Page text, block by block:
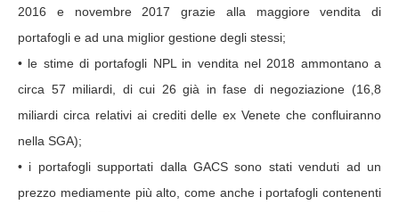
2016 e novembre 2017 grazie alla maggiore vendita di
portafogli e ad una miglior gestione degli stessi;
• le stime di portafogli NPL in vendita nel 2018 ammontano a
circa 57 miliardi, di cui 26 già in fase di negoziazione (16,8
miliardi circa relativi ai crediti delle ex Venete che confluiranno
nella SGA);
• i portafogli supportati dalla GACS sono stati venduti ad un
prezzo mediamente più alto, come anche i portafogli contenenti